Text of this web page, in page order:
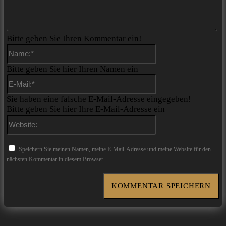
Bitte geben Sie Ihren Kommentar ein!
Bitte geben Sie hier Ihren Namen ein
Sie haben eine falsche E-Mail-Adresse eingegeben!
Bitte geben Sie hier Ihre E-Mail-Adresse ein
Speichern Sie meinen Namen, meine E-Mail-Adresse und meine Website für den
nächsten Kommentar in diesem Browser.